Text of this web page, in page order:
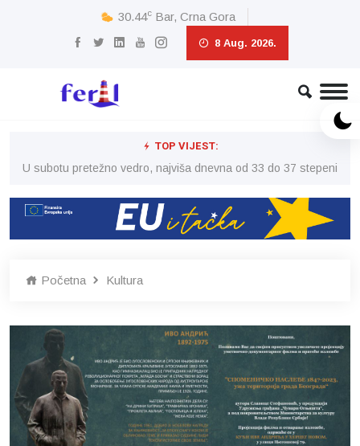
30.44c Bar, Crna Gora
8 Aug. 2026.
TOP VIJEST:
U subotu pretežno vedro, najviša dnevna od 33 do 37 stepeni
Početna Kultura